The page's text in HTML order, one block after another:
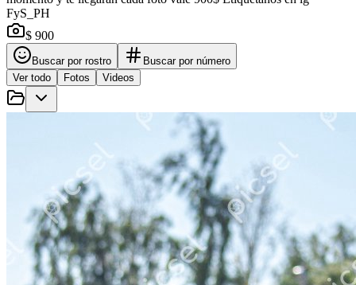
FyS_PH
$ 900
Buscar por rostro
Buscar por número
Ver todo
Fotos Videos